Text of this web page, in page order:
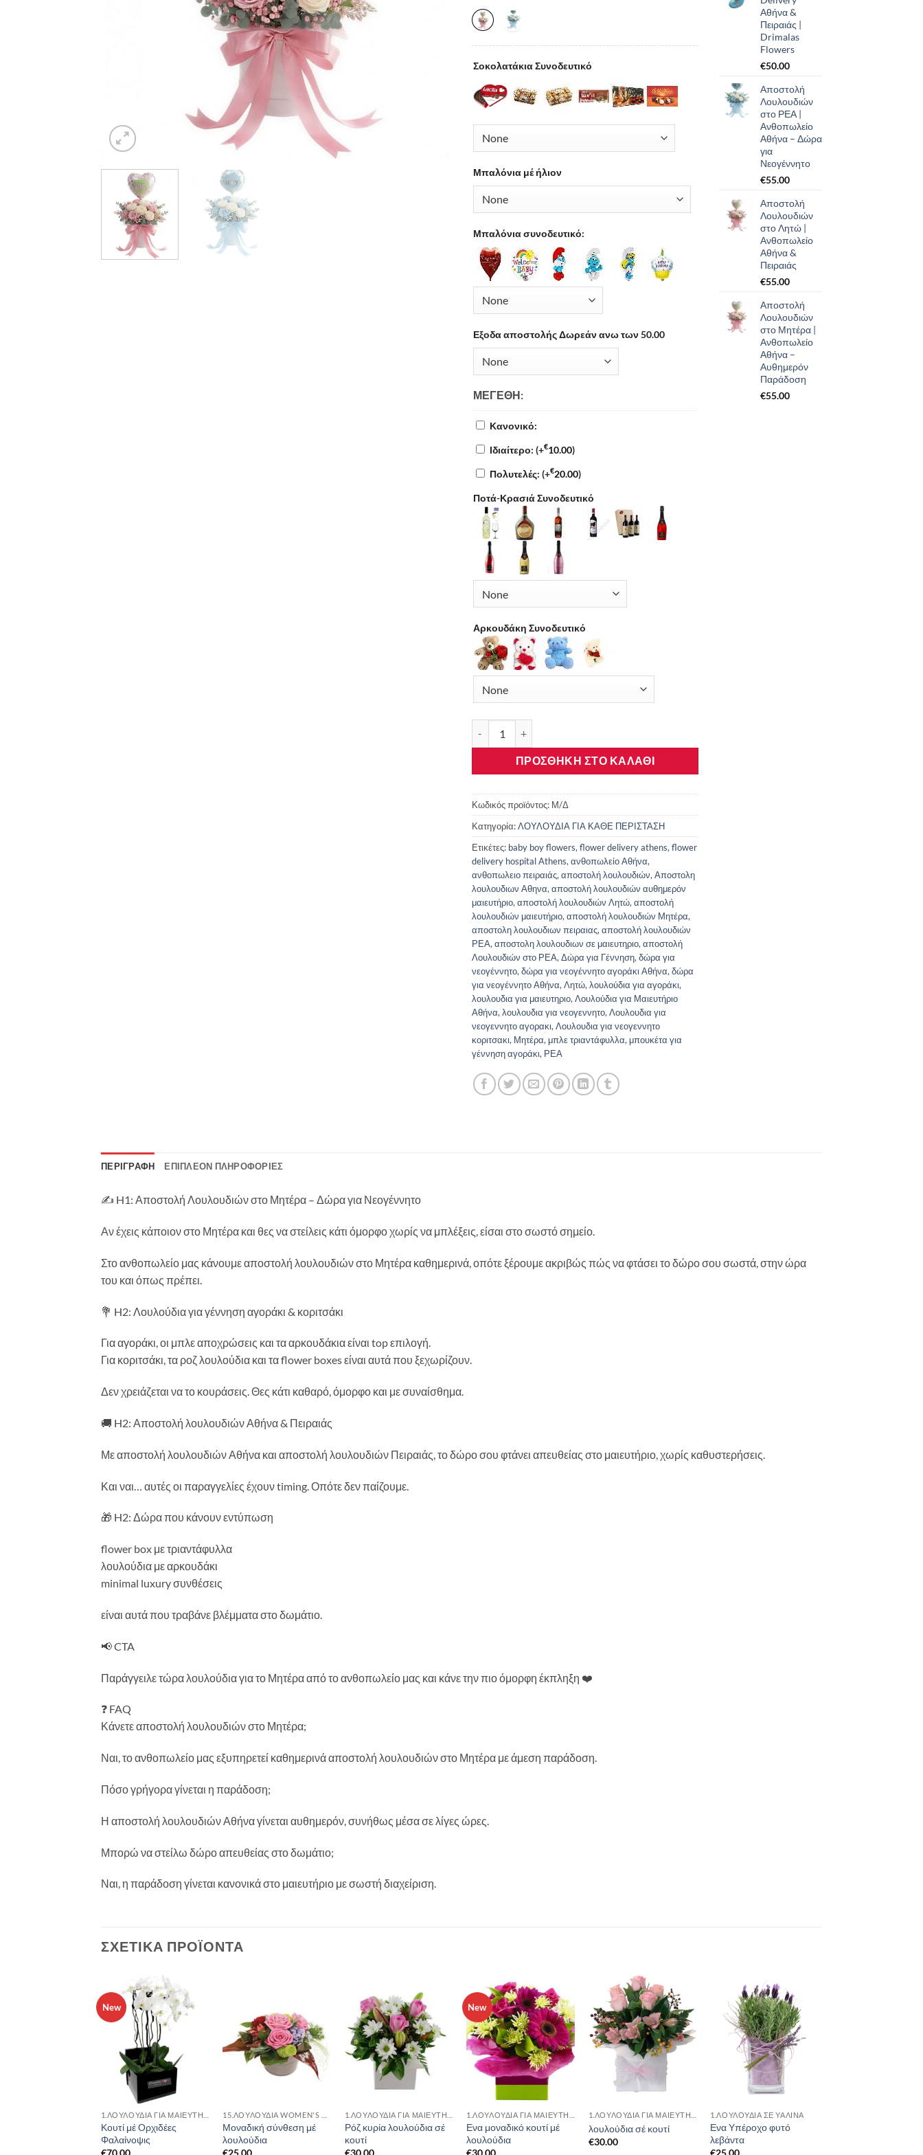
Σοκολατάκια Συνοδευτικό
Μπαλόνια μέ ήλιον
Μπαλόνια συνοδευτικό:
Εξοδα αποστολής Δωρεάν ανω των 50.00
ΜΕΓΈΘΗ:
Κανονικό:
Ιδιαίτερο: (+€10.00)
Πολυτελές: (+€20.00)
Ποτά-Κρασιά Συνοδευτικό
Αρκουδάκη Συνοδευτικό
ΠΡΟΣΘΉΚΗ ΣΤΟ ΚΑΛΆΘΙ
Κωδικός προϊόντος: Μ/Δ
Κατηγορία:ΛΟΥΛΟΥΔΙΑ ΓΙΑ ΚΑΘΕ ΠΕΡΙΣΤΑΣΗ
Ετικέτες: baby boy flowers,flower delivery athens,flower
delivery hospital Athens,ανθοπωλείο Αθήνα,
ανθοπωλειο πειραιάς,αποστολή λουλουδιών,Αποστολη
λουλουδιων Αθηνα,αποστολή λουλουδιών αυθημερόν
μαιευτήριο,αποστολή λουλουδιών Λητώ,αποστολή
λουλουδιών μαιευτήριο,αποστολή λουλουδιών Μητέρα,
αποστολη λουλουδιων πειραιας,αποστολή λουλουδιών
ΡΕΑ,αποστολη λουλουδιων σε μαιευτηριο,αποστολή
Λουλουδιών στο ΡΕΑ,Δώρα για Γέννηση,δώρα για
νεογέννητο,δώρα για νεογέννητο αγοράκι Αθήνα,δώρα
για νεογέννητο Αθήνα,Λητώ,λουλούδια για αγοράκι,
λουλουδια για μαιευτηριο,Λουλούδια για Μαιευτήριο
Αθήνα,λουλουδια για νεογεννητο,Λουλουδια για
νεογεννητο αγορακι,Λουλουδια για νεογεννητο
κοριτσακι, Μητέρα,μπλε τριαντάφυλλα,μπουκέτα για
γέννηση αγοράκι, ΡΕΑ
Αθήνα &
Πειραιάς |
Drimalas
Flowers
€50.00
Αποστολή
Λουλουδιών
στο ΡΕΑ |
Ανθοπωλείο
Αθήνα – Δώρα
για
Νεογέννητο
€55.00
Αποστολή
Λουλουδιών
στο Λητώ |
Ανθοπωλείο
Αθήνα &
Πειραιάς
€55.00
Αποστολή
Λουλουδιών
στο Μητέρα |
Ανθοπωλείο
Αθήνα –
Αυθημερόν
Παράδοση
€55.00
ΠΕΡΙΓΡΑΦΉ ΕΠΙΠΛΈΟΝ ΠΛΗΡΟΦΟΡΊΕΣ
✍️ H1: Αποστολή Λουλουδιών στο Μητέρα – Δώρα για Νεογέννητο
Αν έχεις κάποιον στο Μητέρα και θες να στείλεις κάτι όμορφο χωρίς να μπλέξεις, είσαι στο σωστό σημείο.
Στο ανθοπωλείο μας κάνουμε αποστολή λουλουδιών στο Μητέρα καθημερινά, οπότε ξέρουμε ακριβώς πώς να φτάσει το δώρο σου σωστά, στην ώρα
του και όπως πρέπει.
💐 H2: Λουλούδια για γέννηση αγοράκι & κοριτσάκι
Για αγοράκι, οι μπλε αποχρώσεις και τα αρκουδάκια είναι top επιλογή.
Για κοριτσάκι, τα ροζ λουλούδια και τα flower boxes είναι αυτά που ξεχωρίζουν.
Δεν χρειάζεται να το κουράσεις. Θες κάτι καθαρό, όμορφο και με συναίσθημα.
🚚 H2: Αποστολή λουλουδιών Αθήνα & Πειραιάς
Με αποστολή λουλουδιών Αθήνα και αποστολή λουλουδιών Πειραιάς, το δώρο σου φτάνει απευθείας στο μαιευτήριο, χωρίς καθυστερήσεις.
Και ναι… αυτές οι παραγγελίες έχουν timing. Οπότε δεν παίζουμε.
🎁 H2: Δώρα που κάνουν εντύπωση
flower box με τριαντάφυλλα
λουλούδια με αρκουδάκι
minimal luxury συνθέσεις
είναι αυτά που τραβάνε βλέμματα στο δωμάτιο.
📢 CTA
Παράγγειλε τώρα λουλούδια για το Μητέρα από το ανθοπωλείο μας και κάνε την πιο όμορφη έκπληξη ❤️
❓ FAQ
Κάνετε αποστολή λουλουδιών στο Μητέρα;
Ναι, το ανθοπωλείο μας εξυπηρετεί καθημερινά αποστολή λουλουδιών στο Μητέρα με άμεση παράδοση.
Πόσο γρήγορα γίνεται η παράδοση;
Η αποστολή λουλουδιών Αθήνα γίνεται αυθημερόν, συνήθως μέσα σε λίγες ώρες.
Μπορώ να στείλω δώρο απευθείας στο δωμάτιο;
Ναι, η παράδοση γίνεται κανονικά στο μαιευτήριο με σωστή διαχείριση.
ΣΧΕΤΙΚΆ ΠΡΟΪΌΝΤΑ
New
Κουτί μέ Ορχιδέες
Φαλαίνοψις
Μοναδική σύνθεση μέ
λουλούδια
Ρόζ κυρία λουλούδια σέ
κουτί
New
Ενα μοναδικό κουτί μέ
λουλούδια
λουλούδια σέ κουτί
€30.00
1.ΛΟΥΛΟΎΔΙΑ ΣΈ ΥΆΛΙΝΑ
Ενα Υπέροχο φυτό
λεβάντα